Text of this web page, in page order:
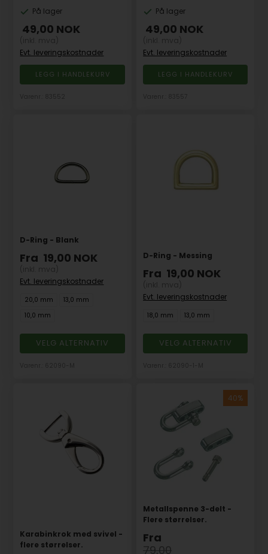
På lager
49,00 NOK
Evt. leveringskostnader
På lager
49,00 NOK
Evt. leveringskostnader
D-Ring - Blank
Fra 19,00 NOK
Evt. leveringskostnader
20,0 mm
13,0 mm
10,0 mm
VELG ALTERNATIV
D-Ring - Messing
Fra 19,00 NOK
Evt. leveringskostnader
18,0 mm 13,0 mm
VELG ALTERNATIV
Karabinkrok med svivel -
flere størrelser.
Metallspenne 3-delt -
Flere størrelser.
Fra
79,00